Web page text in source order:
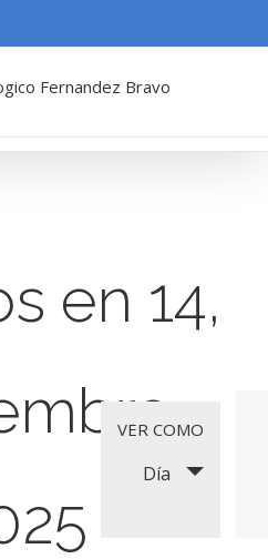
en 14,
Navegación
VER COMO
Día